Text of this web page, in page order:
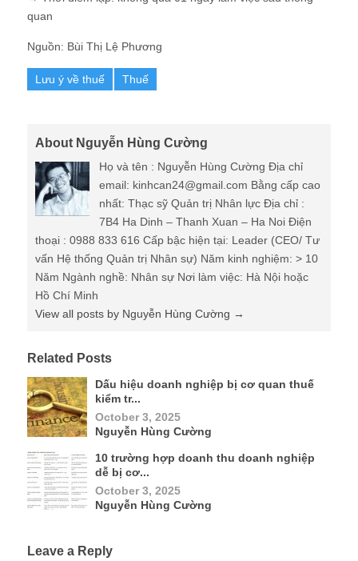
quan
Nguồn: Bùi Thị Lệ Phương
Lưu ý về thuế Thuế
About Nguyễn Hùng Cường
Họ và tên : Nguyễn Hùng Cường Địa chỉ
email: kinhcan24@gmail.com Bằng cấp cao
nhất: Thạc sỹ Quản trị Nhân lực Địa chỉ :
7B4 Ha Dinh – Thanh Xuan – Ha Noi Điện
thoại : 0988 833 616 Cấp bậc hiện tại: Leader (CEO/ Tư
vấn Hệ thống Quản trị Nhân sự) Năm kinh nghiệm: > 10
Năm Ngành nghề: Nhân sự Nơi làm việc: Hà Nội hoặc
Hồ Chí Minh
View all posts by Nguyễn Hùng Cường →
Related Posts
Dấu hiệu doanh nghiệp bị cơ quan thuế
kiểm tr...
October 3, 2025
Nguyễn Hùng Cường
10 trường hợp doanh thu doanh nghiệp
dễ bị cơ...
October 3, 2025
Nguyễn Hùng Cường
Leave a Reply